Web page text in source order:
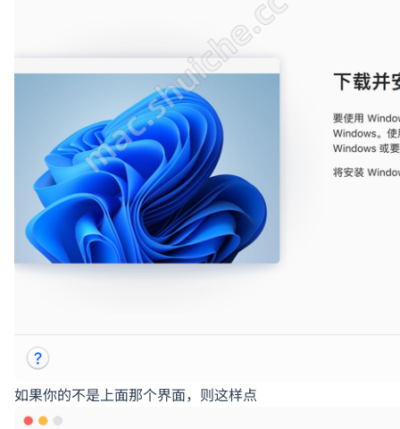
如果你的不是上面那个界面，则这样点